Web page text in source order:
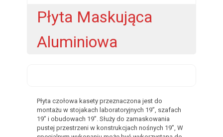
Płyta Maskująca
Aluminiowa
Płyta czołowa kasety przeznaczona jest do
montażu w stojakach laboratoryjnych 19”, szafach
19” i obudowach 19”. Służy do zamaskowania
pustej przestrzeni w konstrukcjach nośnych 19”, W